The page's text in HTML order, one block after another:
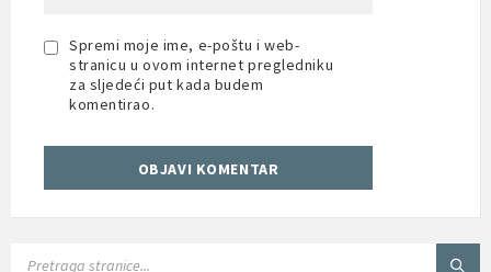
Spremi moje ime, e-poštu i web-
stranicu u ovom internet pregledniku
za sljedeći put kada budem
komentirao.